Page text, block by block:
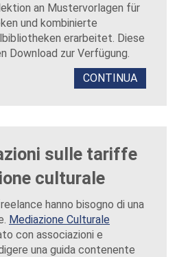
an Mustervorlagen für
und kombinierte
erarbeitet. Diese
Download zur Verfügung.
CONTINUA
sulle tariffe
culturale
hanno bisogno di una
Mediazione Culturale
con associazioni e
una guida contenente